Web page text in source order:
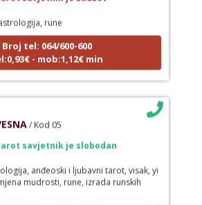
rune
Broj tel: 064/600-600
- mob:1,12€ min
/ Kod 05
savjetnik je slobodan
anđeoski i ljubavni tarot, visak, yi
mudrosti, rune, izrada runskih